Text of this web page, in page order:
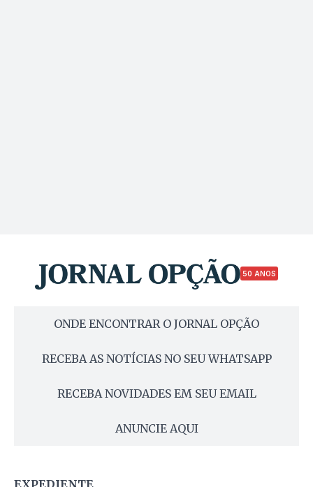
50 ANOS
ONDE ENCONTRAR O JORNAL OPÇÃO
RECEBA AS NOTÍCIAS NO SEU WHATSAPP
RECEBA NOVIDADES EM SEU EMAIL
ANUNCIE AQUI